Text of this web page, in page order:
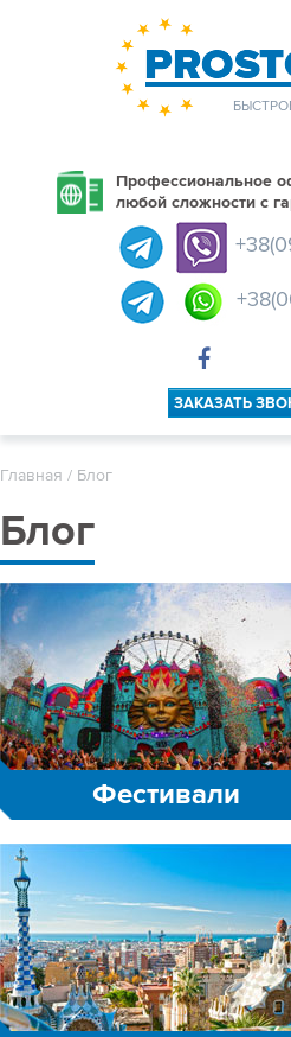
Профессиональное
любой сложности с
ЗАКАЗАТЬ
Главная / Блог
Блог
Фестивали